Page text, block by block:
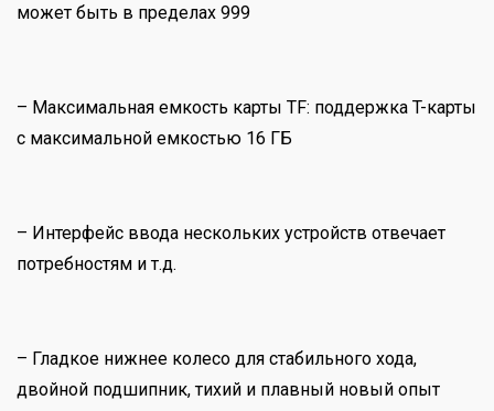
может быть в пределах 999
– Максимальная емкость карты TF: поддержка T-карты
с максимальной емкостью 16 ГБ
– Интерфейс ввода нескольких устройств отвечает
потребностям и т.д.
– Гладкое нижнее колесо для стабильного хода,
двойной подшипник, тихий и плавный новый опыт